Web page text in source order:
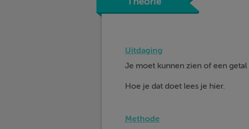
Uitdaging
Je moet kunnen zien of een getal
Hoe je dat doet lees je hier.
Methode